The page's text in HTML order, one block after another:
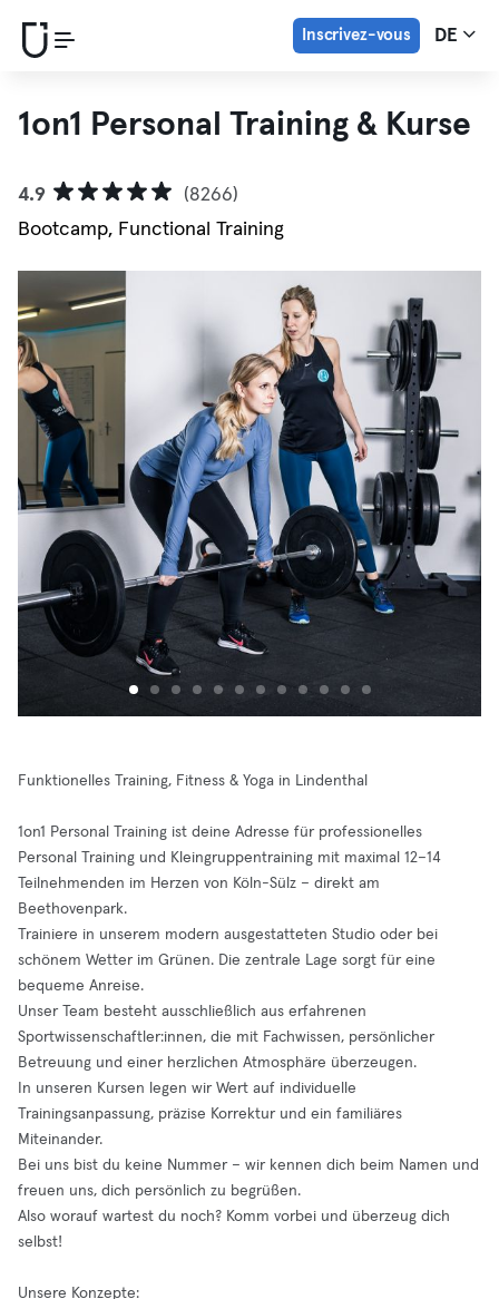
Inscrivez-vous DE
1on1 Personal Training & Kurse
4.9
(8266)
Bootcamp, Functional Training
Funktionelles Training, Fitness & Yoga in Lindenthal
1on1 Personal Training ist deine Adresse für professionelles
Personal Training und Kleingruppentraining mit maximal 12–14
Teilnehmenden im Herzen von Köln-Sülz – direkt am
Beethovenpark.
Trainiere in unserem modern ausgestatteten Studio oder bei
schönem Wetter im Grünen. Die zentrale Lage sorgt für eine
bequeme Anreise.
Unser Team besteht ausschließlich aus erfahrenen
Sportwissenschaftler:innen, die mit Fachwissen, persönlicher
Betreuung und einer herzlichen Atmosphäre überzeugen.
In unseren Kursen legen wir Wert auf individuelle
Trainingsanpassung, präzise Korrektur und ein familiäres
Miteinander.
Bei uns bist du keine Nummer – wir kennen dich beim Namen und
freuen uns, dich persönlich zu begrüßen.
Also worauf wartest du noch? Komm vorbei und überzeug dich
selbst!
Unsere Konzepte: